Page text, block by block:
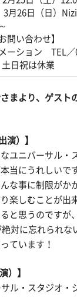
3月26日（日）
問い合わせ】
ーション TEL／
日祝は休業
まより、ゲスト
演）】
ユニバーサル・
当にうれしいで
な事に制限がか
楽しむことが出
と思うのですが
絶対に忘れられな
ています！
）】
ル・スタジオ・